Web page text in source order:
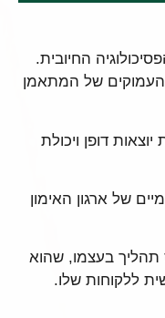
העמוקים של המתאמן
דופן ויכולת
של ארגון האימון
תהליך בעצמו, שהוא
ללקוחות שלו.